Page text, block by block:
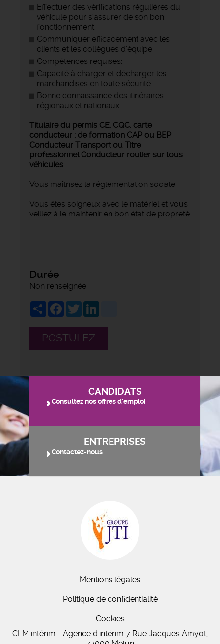
Effectuer des vérifications régulières du
véhicule pour s'assurer de son bon
fonctionnement
Communiquer efficacement avec les
clients et les collègues d'équipe
Compétences requises:
Capacité à charger et décharger les
marchandises en toute sécurité
Bonne connaissance des itinéraires
régionaux et nationaux
Titulaire du permis CE, CQC, carte
conducteur ; de formation CAP ou BEP
Conducteur Transport ou Titre
professionnel Conducteur routier sur tous
véhicules
Vous maîtrisez la réglementation sociale.
Vous êtes soigneux avec le matériel et vous
veillez à le maintenir en bon état de propreté
Durée
Non renseignée
ShareFacebook
Twitter
POSTULEZ
CANDIDATS
Consultez nos offres d'emploi
ENTREPRISES
Contactez-nous
Mentions légales
Politique de confidentialité
Cookies
CLM intérim - Agence d'intérim 7 Rue Jacques Amyot,